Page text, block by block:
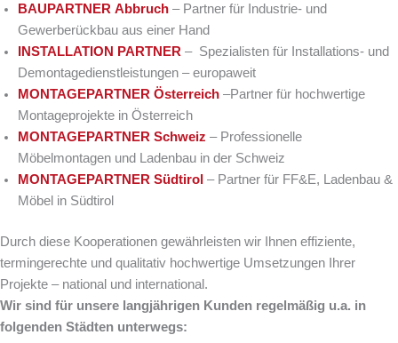
BAUPARTNER Abbruch – Partner für Industrie- und
Gewerberückbau aus einer Hand
INSTALLATION PARTNER – Spezialisten für Installations- und
Demontagedienstleistungen – europaweit
MONTAGEPARTNER Österreich –Partner für hochwertige
Montageprojekte in Österreich
MONTAGEPARTNER Schweiz – Professionelle
Möbelmontagen und Ladenbau in der Schweiz
MONTAGEPARTNER Südtirol – Partner für FF&E, Ladenbau &
Möbel in Südtirol
Durch diese Kooperationen gewährleisten wir Ihnen effiziente,
termingerechte und qualitativ hochwertige Umsetzungen Ihrer
Projekte – national und international.
Wir sind für unsere langjährigen Kunden regelmäßig u.a. in
folgenden Städten unterwegs: